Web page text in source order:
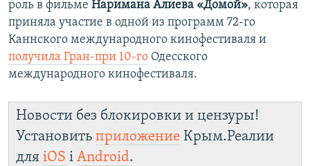
роль в фильме Наримана Алиева «Домой», которая
приняла участие в одной из программ 72-го
Каннского международного кинофестиваля и
получила Гран-при 10-го Одесского
международного кинофестиваля.
Новости без блокировки и цензуры!
Установить приложение Крым.Реалии
для iOS і Android.